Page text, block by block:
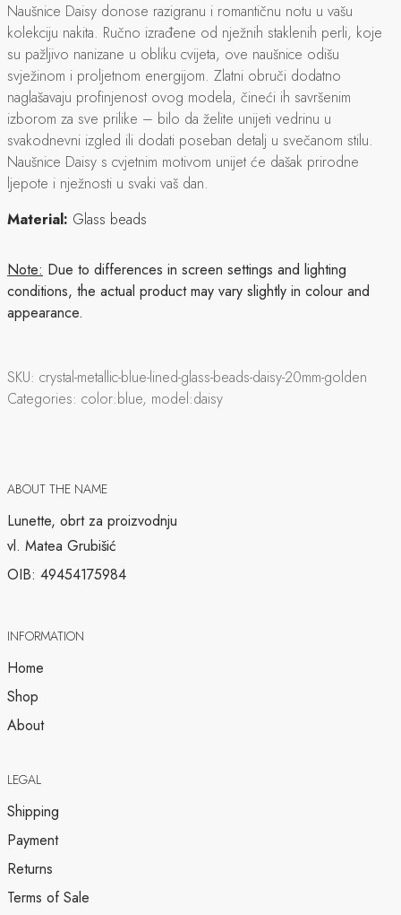
Naušnice Daisy donose razigranu i romantičnu notu u vašu
kolekciju nakita. Ručno izrađene od nježnih staklenih perli, koje
su pažljivo nanizane u obliku cvijeta, ove naušnice odišu
svježinom i proljetnom energijom. Zlatni obruči dodatno
naglašavaju profinjenost ovog modela, čineći ih savršenim
izborom za sve prilike – bilo da želite unijeti vedrinu u
svakodnevni izgled ili dodati poseban detalj u svečanom stilu.
Naušnice Daisy s cvjetnim motivom unijet će dašak prirodne
ljepote i nježnosti u svaki vaš dan.
Material: Glass beads
Note: Due to differences in screen settings and lighting
conditions, the actual product may vary slightly in colour and
appearance.
SKU: crystal-metallic-blue-lined-glass-beads-daisy-20mm-golden
Categories: color:blue, model:daisy
ABOUT THE NAME
Lunette, obrt za proizvodnju
vl. Matea Grubišić
OIB: 49454175984
INFORMATION
Home
Shop
About
LEGAL
Shipping
Payment
Returns
Terms of Sale